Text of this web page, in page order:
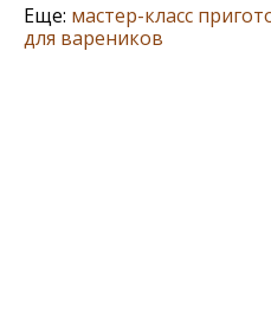
Еще: мастер-класс
для вареников